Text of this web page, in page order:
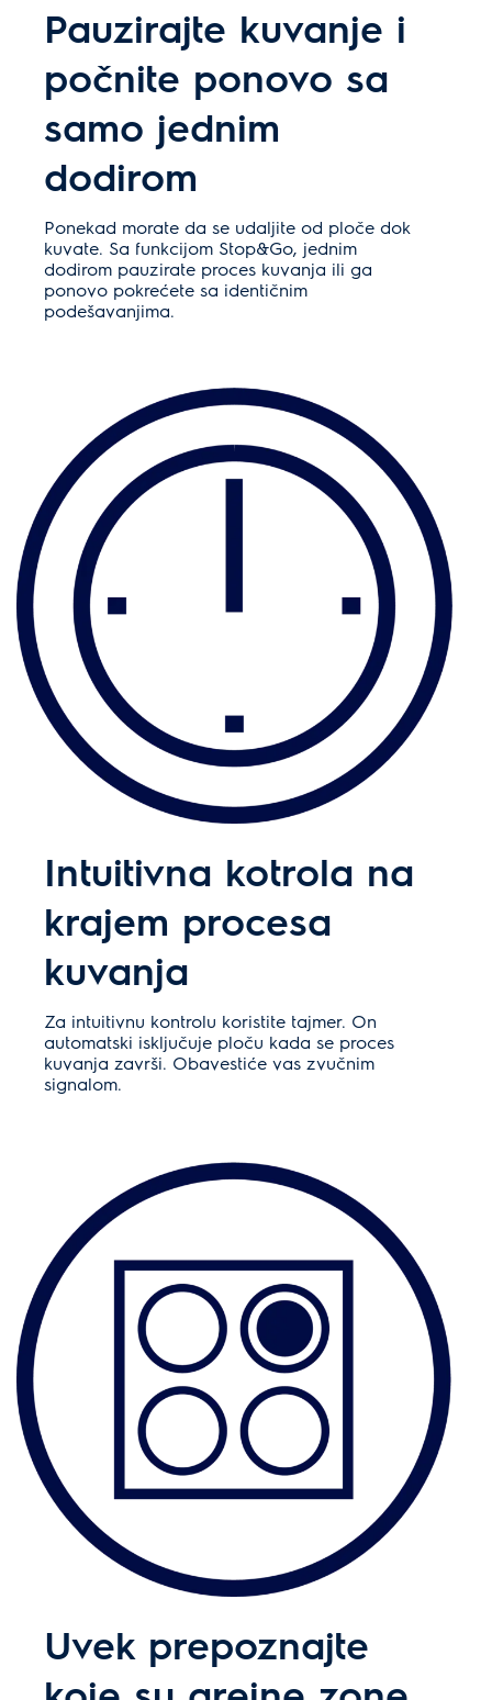
Pauzirajte kuvanje i
počnite ponovo sa
samo jednim
dodirom
Ponekad morate da se udaljite od ploče dok
kuvate. Sa funkcijom Stop&Go, jednim
dodirom pauzirate proces kuvanja ili ga
ponovo pokrećete sa identičnim
podešavanjima.
Intuitivna kotrola na
krajem procesa
kuvanja
Za intuitivnu kontrolu koristite tajmer. On
automatski isključuje ploču kada se proces
kuvanja završi. Obavestiće vas zvučnim
signalom.
Uvek prepoznajte